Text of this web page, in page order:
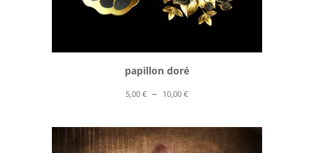
papillon doré
5,00€ – 10,00€Plage
prix :
5,00 €